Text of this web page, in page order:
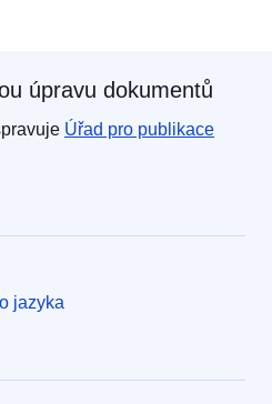
úpravu dokumentů
Úřad pro publikace
jazyka